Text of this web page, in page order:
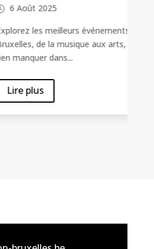
événements à
musique aux arts, pour ne